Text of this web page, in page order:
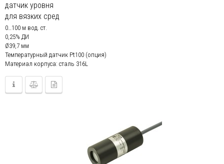
датчик уровня
для вязких сред
0…100 м вод. ст.
0,25% ДИ
Ø39,7 мм
Температурный датчик Pt100 (опция)
Материал корпуса: сталь 316L